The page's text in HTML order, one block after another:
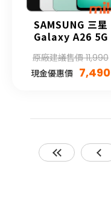
SAMSUNG 三星
Galaxy A26 5G
原廠建議售價 11,990
現金優惠價 7,490